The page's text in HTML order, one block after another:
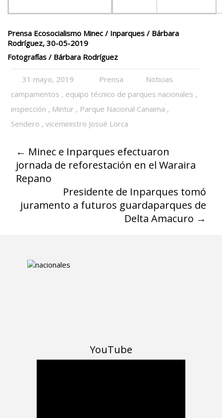
Prensa Ecosocialismo Minec / Inparques / Bárbara
Rodríguez, 30-05-2019
Fotografías / Bárbara Rodríguez
31 mayo, 2019 Prensa
Noticias
campamentos , equipo técnico de parques nacionales ,
inspección , Mintur , Parque Nacional Canaima ,
Sendero ,viceministro Josué Lorca
← Minec e Inparques efectuaron
jornada de reforestación en el Waraira
Repano
Presidente de Inparques tomó
juramento a futuros guardaparques de
Delta Amacuro →
YouTube